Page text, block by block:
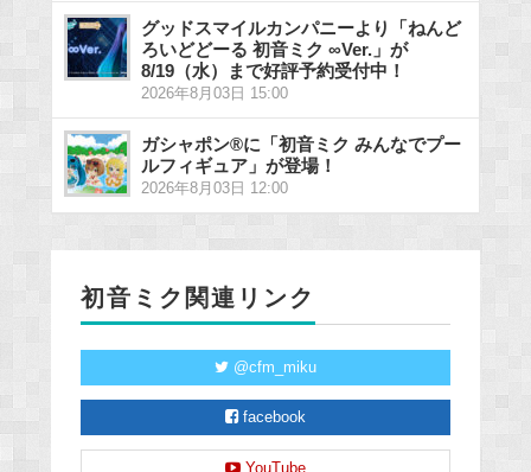
グッドスマイルカンパニーより「ねんど
ろいどどーる 初音ミク ∞Ver.」が
8/19（水）まで好評予約受付中！
2026年8月03日 15:00
ガシャポン®に「初音ミク みんなでプー
ルフィギュア」が登場！
2026年8月03日 12:00
初音ミク関連リンク
@cfm_miku
facebook